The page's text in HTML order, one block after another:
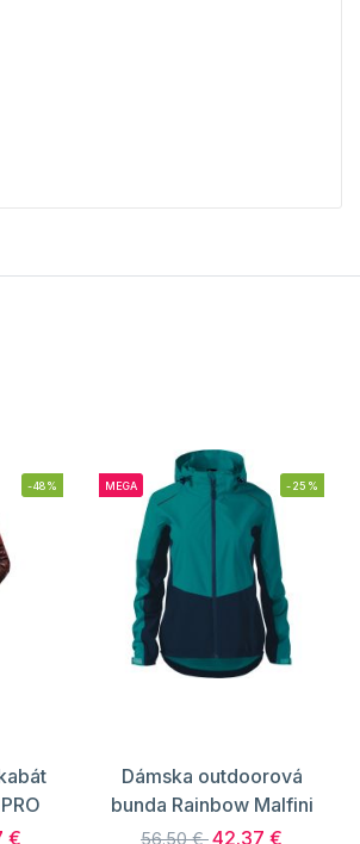
-48%
€
MEGA -25%
Dámska outdoorová
bunda Rainbow Malfini
56.50 €42.37 €